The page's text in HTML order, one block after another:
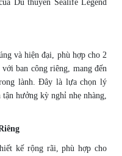
Du thuyền Sealife Legend
và hiện đại, phù hợp cho 2
ban công riêng, mang đến
lành. Đây là lựa chọn lý
hưởng kỳ nghỉ nhẹ nhàng,
kế rộng rãi, phù hợp cho